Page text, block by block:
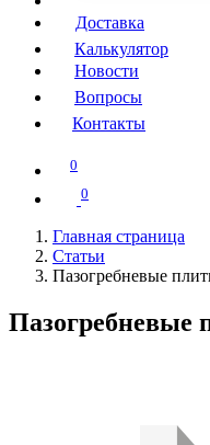
Доставка
Калькулятор
Новости
Вопросы
Контакты
0
0
Главная страница
Статьи
Пазогребневые
Пазогребневые